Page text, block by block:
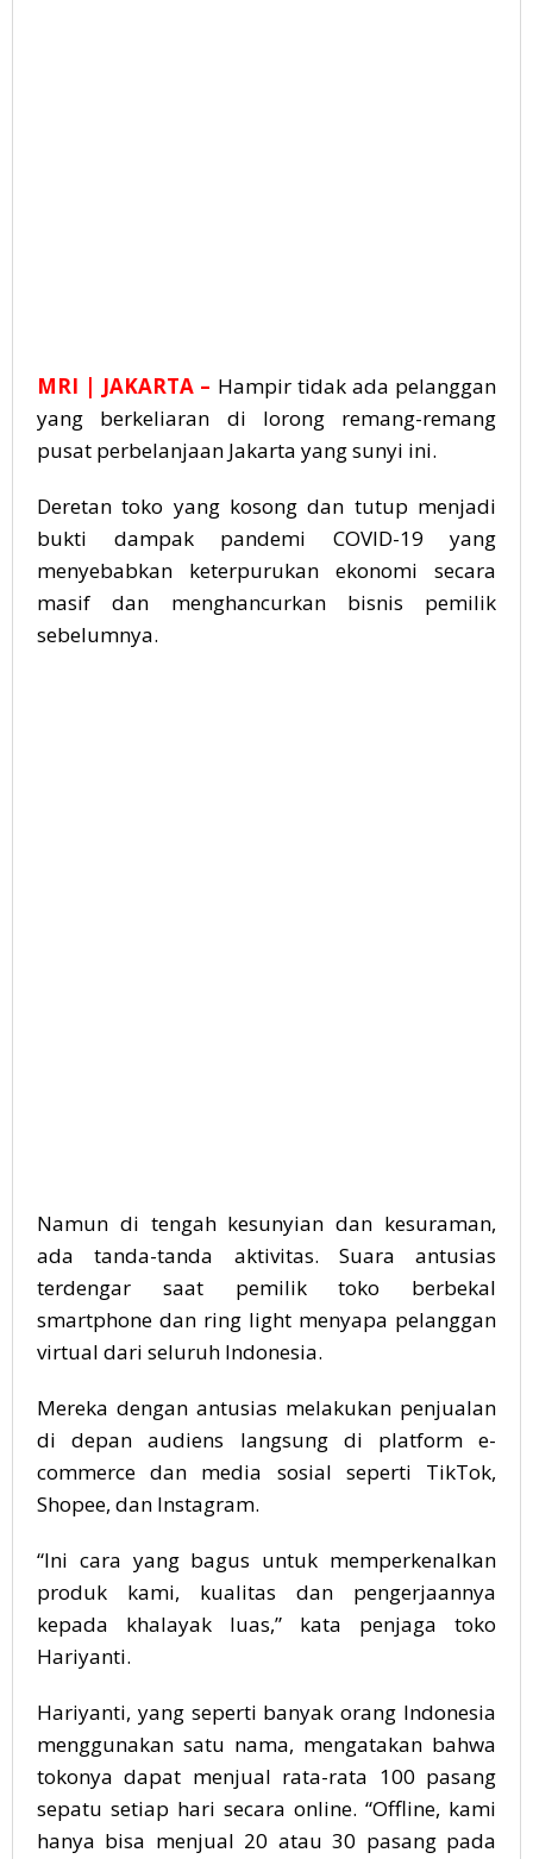
MRI | JAKARTA – Hampir tidak ada pelanggan
yang berkeliaran di lorong remang-remang
pusat perbelanjaan Jakarta yang sunyi ini.
Deretan toko yang kosong dan tutup menjadi
bukti dampak pandemi COVID-19 yang
menyebabkan keterpurukan ekonomi secara
masif dan menghancurkan bisnis pemilik
sebelumnya.
Namun di tengah kesunyian dan kesuraman,
ada tanda-tanda aktivitas. Suara antusias
terdengar saat pemilik toko berbekal
smartphone dan ring light menyapa pelanggan
virtual dari seluruh Indonesia.
Mereka dengan antusias melakukan penjualan
di depan audiens langsung di platform e-
commerce dan media sosial seperti TikTok,
Shopee, dan Instagram.
“Ini cara yang bagus untuk memperkenalkan
produk kami, kualitas dan pengerjaannya
kepada khalayak luas,” kata penjaga toko
Hariyanti.
Hariyanti, yang seperti banyak orang Indonesia
menggunakan satu nama, mengatakan bahwa
tokonya dapat menjual rata-rata 100 pasang
sepatu setiap hari secara online. “Offline, kami
hanya bisa menjual 20 atau 30 pasang pada